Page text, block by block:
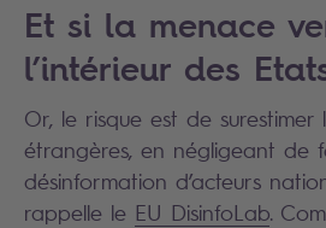
Et si la menace
l’intérieur des
Or, le risque est de surestimer
étrangères, en négligeant de
désinformation d’acteurs
rappelle le EU DisinfoLab.